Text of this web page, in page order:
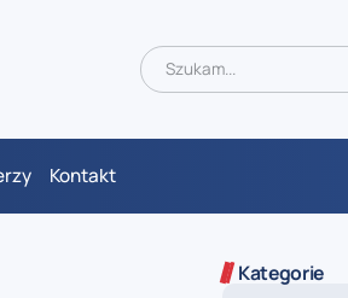
Kontakt
Kategorie